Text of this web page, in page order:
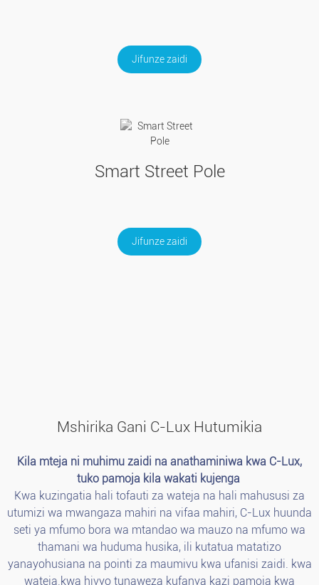
Jifunze zaidi
Smart Street Pole
Jifunze zaidi
Mshirika Gani C-Lux Hutumikia
Kila mteja ni muhimu zaidi na anathaminiwa kwa C-Lux,
tuko pamoja kila wakati kujenga
Kwa kuzingatia hali tofauti za wateja na hali mahususi za
utumizi wa mwangaza mahiri na vifaa mahiri, C-Lux huunda
seti ya mfumo bora wa mtandao wa mauzo na mfumo wa
thamani wa huduma husika, ili kutatua matatizo
yanayohusiana na pointi za maumivu kwa ufanisi zaidi. kwa
wateja.kwa hivyo tunaweza kufanya kazi pamoja kwa